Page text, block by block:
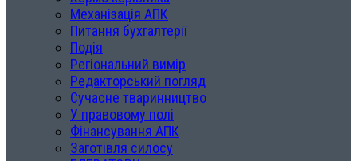
Механізація АПК
Питання бухгалтерії
Подія
Регіональний вимір
Редакторський погляд
Сучасне тваринництво
У правовому полі
Фінансування АПК
Заготівля силосу